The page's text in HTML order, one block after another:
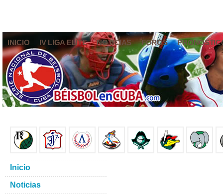
INICIO IV LIGA ELITE NOTICIAS FOROS
Inicio
Noticias